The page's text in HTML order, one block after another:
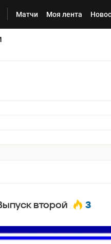
Матчи Моя лента
второй 3